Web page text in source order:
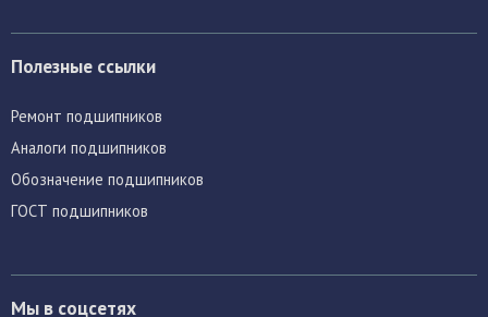
Полезные ссылки
Ремонт подшипников
Аналоги подшипников
Обозначение подшипников
ГОСТ подшипников
Мы в соцсетях